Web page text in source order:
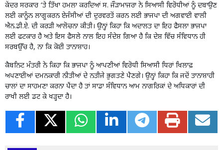
ਕੇਂਦਰ ਸਰਕਾਰ ‘ਤੇ ਤਿੱਖਾ ਹਮਲਾ ਕਰਦਿਆਂ ਸ. ਜੌੜਾਮਾਜਰਾ ਨੇ ਸਿਆਸੀ ਵਿਰੋਧੀਆਂ ਨੂੰ ਦਬਾਉਣ
ਲਈ ਕਾਨੂੰਨ ਲਾਗੂਕਰਨ ਏਜੰਸੀਆਂ ਦੀ ਦੁਰਵਰਤੋਂ ਕਰਨ ਲਈ ਭਾਜਪਾ ਦੀ ਅਗਵਾਈ ਵਾਲੀ
ਐਨ.ਡੀ.ਏ. ਦੀ ਕਰੜੀ ਆਲੋਚਨਾ ਕੀਤੀ। ਉਨ੍ਹਾਂ ਕਿਹਾ ਕਿ ਅਦਾਲਤ ਦਾ ਇਹ ਫੈਸਲਾ ਭਾਜਪਾ
ਲਈ ਫਟਕਾਰ ਹੈ ਅਤੇ ਇਸ ਫੈਸਲੇ ਨਾਲ ਇਹ ਸੰਦੇਸ਼ ਗਿਆ ਹੈ ਕਿ ਦੇਸ਼ ਵਿੱਚ ਸੰਵਿਧਾਨ ਹੀ
ਸਰਬਉੱਚ ਹੈ, ਨਾ ਕਿ ਕੋਈ ਤਾਨਾਸ਼ਾਹ।
ਕੈਬਨਿਟ ਮੰਤਰੀ ਨੇ ਕਿਹਾ ਕਿ ਭਾਜਪਾ ਨੂੰ ਆਪਣੀਆਂ ਵਿਰੋਧੀ ਸਿਆਸੀ ਧਿਰਾਂ ਖਿਲਾਫ਼
ਅਪਣਾਈਆਂ ਦਮਨਕਾਰੀ ਨੀਤੀਆਂ ਦੇ ਨਤੀਜੇ ਭੁਗਤਣੇ ਪੈਣਗੇ। ਉਨ੍ਹਾਂ ਕਿਹਾ ਕਿ ਜਦੋਂ ਤਾਨਾਸ਼ਾਹੀ
ਚਾਲਾਂ ਦਾ ਸਾਹਮਣਾ ਕਰਨਾ ਪੈਂਦਾ ਹੈ ਤਾਂ ਸਾਡਾ ਸੰਵਿਧਾਨ ਆਮ ਨਾਗਰਿਕਾਂ ਦੇ ਅਧਿਕਾਰਾਂ ਦੀ
ਰਾਖੀ ਲਈ ਡਟ ਕੇ ਖੜ੍ਹਦਾ ਹੈ।